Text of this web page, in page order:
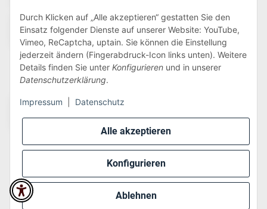
Alle akzeptieren
Konfigurieren
Ablehnen
Durch Klicken auf „Alle akzeptieren“ gestatten Sie den
Einsatz folgender Dienste auf unserer Website: YouTube,
Vimeo, ReCaptcha, uptain. Sie können die Einstellung
jederzeit ändern (Fingerabdruck-Icon links unten). Weitere
Details finden Sie unter Konfigurieren und in unserer
Datenschutzerklärung.
Impressum Datenschutz
Wir versenden via:
* Alle Preise inkl. gesetzlicher USt., zzgl.Versand
Perfected byDreizack Medien